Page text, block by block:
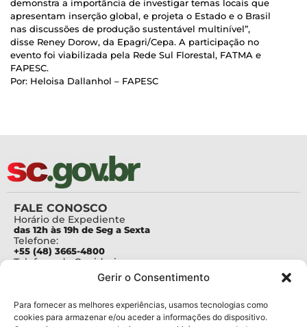
Gerir o Consentimento
Para fornecer as melhores experiências, usamos tecnologias como
cookies para armazenar e/ou aceder a informações do dispositivo.
demonstra a importância de investigar temas locais que
apresentam inserção global, e projeta o Estado e o Brasil
nas discussões de produção sustentável multinível”,
disse Reney Dorow, da Epagri/Cepa. A participação no
evento foi viabilizada pela Rede Sul Florestal, FATMA e
FAPESC.
Por: Heloisa Dallanhol – FAPESC
FALE CONOSCO
Horário de Expediente
das 12h às 19h de Seg a Sexta
Telefone:
+55 (48) 3665-4800
Telefone da Ouvidoria
Para assuntos relacionados à Pesquisa
pesquisa@fapesc.sc.gov.br